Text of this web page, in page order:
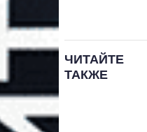
ЧИТАЙТЕ
ТАКЖЕ